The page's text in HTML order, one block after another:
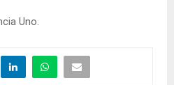
Uno.